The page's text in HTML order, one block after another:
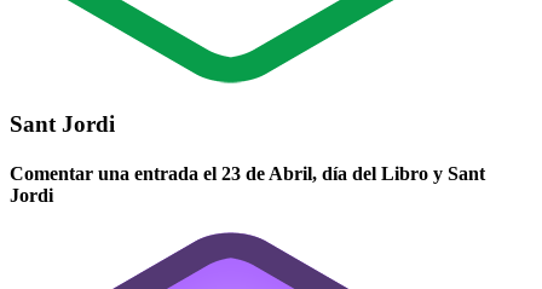
Sant Jordi
Comentar una entrada el 23 de Abril, día del Libro y Sant
Jordi